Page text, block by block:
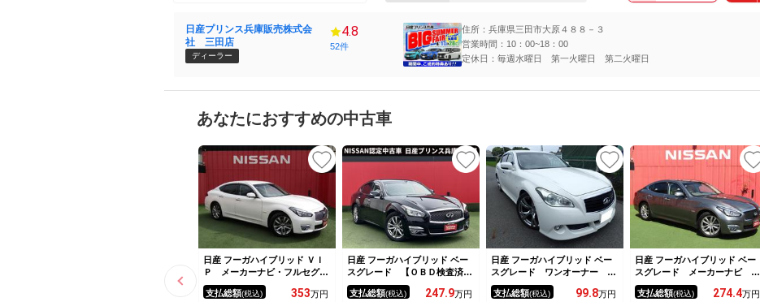
日産プリンス兵庫販売株式会
社 三田店
ディーラー
4.8
52件
住所：兵庫県三田市大原４８８－３
営業時間：10：00~18：00
定休日：毎週水曜日 第一火曜日 第二火曜日
あなたにおすすめの中古車
日産 フーガハイブリッド ＶＩ
Ｐ メーカーナビ・フルセグ・
レザーシート・シートヒーター
＆クーラー・アラウンドビュ
支払総額(税込) 353万円
日産 フーガハイブリッド ベー
スグレード 【ＯＢＤ検査済
み】エマージェンシーブレー
キ・ＨＤＤナビ・ＤＶＤ再生・
支払総額(税込) 247.9万円
日産 フーガハイブリッド ベー
スグレード ワンオーナー エ
アコン パワステ パワーウイ
ンドウ エアバック サンルー
支払総額(税込) 99.8万円
日産 フーガハイブリッド ベー
スグレード メーカーナビ Ｔ
Ｖ 本革シート 全周囲カメ
ラ 衝突軽減ブレーキ ＬＥＤ
支払総額(税込) 274.4万円